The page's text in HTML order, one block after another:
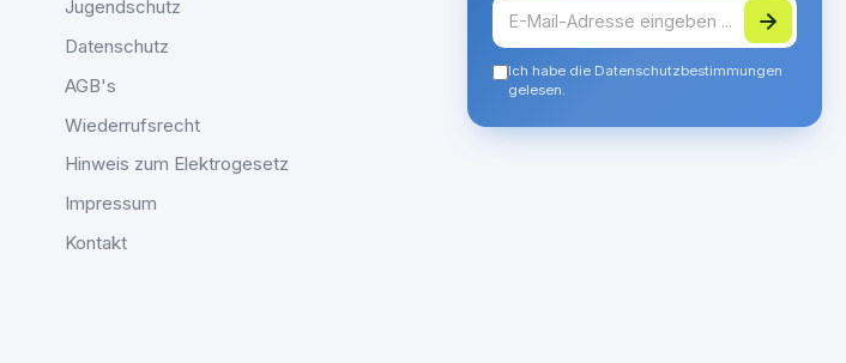
Jugendschutz
Datenschutz
AGB's
Wiederrufsrecht
Hinweis zum Elektrogesetz
Impressum
Kontakt
Ich habe die Datenschutzbestimmungen
gelesen.